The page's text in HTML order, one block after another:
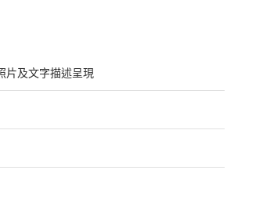
片及文字描述呈現